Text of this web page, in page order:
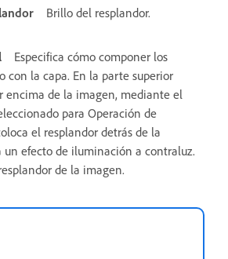
Brillo del resplandor.
Especifica cómo componer los
con la capa. En la parte superior
encima de la imagen, mediante el
para Operación de
el resplandor detrás de la
un efecto de iluminación a contraluz.
de la imagen.